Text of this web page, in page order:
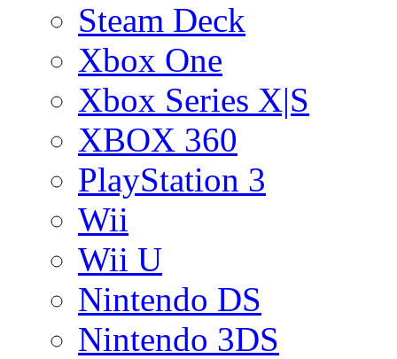
Steam Deck
Xbox One
Xbox Series X|S
XBOX 360
PlayStation 3
Wii
Wii U
Nintendo DS
Nintendo 3DS